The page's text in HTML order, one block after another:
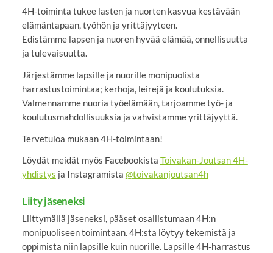
4H-toiminta tukee lasten ja nuorten kasvua kestävään
elämäntapaan, työhön ja yrittäjyyteen.
Edistämme lapsen ja nuoren hyvää elämää, onnellisuutta
ja tulevaisuutta.
Järjestämme lapsille ja nuorille monipuolista
harrastustoimintaa; kerhoja, leirejä ja koulutuksia.
Valmennamme nuoria työelämään, tarjoamme työ- ja
koulutusmahdollisuuksia ja vahvistamme yrittäjyyttä.
Tervetuloa mukaan 4H-toimintaan!
Löydät meidät myös Facebookista Toivakan-Joutsan 4H-
yhdistys ja Instagramista @toivakanjoutsan4h
Liity jäseneksi
Liittymällä jäseneksi, pääset osallistumaan 4H:n
monipuoliseen toimintaan. 4H:sta löytyy tekemistä ja
oppimista niin lapsille kuin nuorille. Lapsille 4H-harrastus